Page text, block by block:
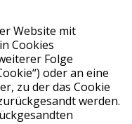
Website mit
Cookies
Folge
oder an eine
zu der das Cookie
werden.